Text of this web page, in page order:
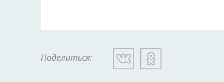
Поделиться: